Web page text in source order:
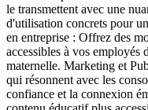
le transmettent avec une
d'utilisation concrets pour
en entreprise : Offrez des
accessibles à vos employés
maternelle. Marketing et
qui résonnent avec les
confiance et la connexion